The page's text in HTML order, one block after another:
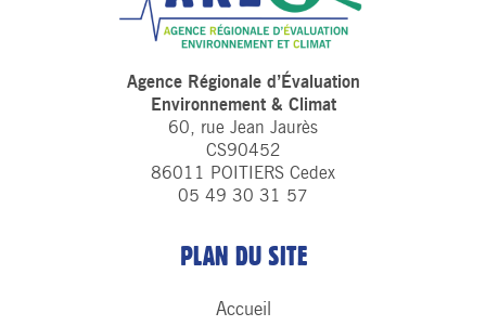
Agence Régionale d’Évaluation
Environnement & Climat
60, rue Jean Jaurès
CS90452
86011 POITIERS Cedex
05 49 30 31 57
PLAN DU SITE
Accueil